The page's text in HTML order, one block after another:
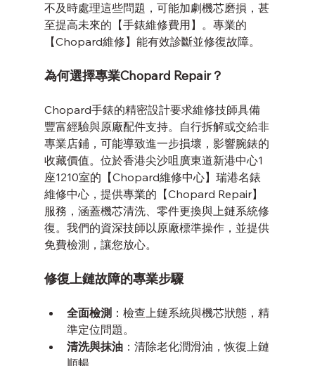
不及時處理這些問題，可能加劇機芯磨損，甚
至提高未來的【手錶維修費用】。專業的
【Chopard維修】能有效診斷並修復故障。
為何選擇專業Chopard Repair？
Chopard手錶的精密設計要求維修技師具備
豐富經驗與原廠配件支持。自行拆解或交給非
專業店鋪，可能導致進一步損壞，影響腕錶的
收藏價值。位於香港尖沙咀廣東道新港中心1
座1210室的【Chopard維修中心】瑞港名錶
維修中心，提供專業的【Chopard Repair】
服務，涵蓋機芯清洗、零件更換與上鏈系統修
復。我們的資深技師以原廠標準操作，並提供
免費檢測，讓您放心。
修復上鏈故障的專業步驟
全面檢測 ：檢查上鏈系統與機芯狀態，精
準定位問題。
清洗與抹油：清除老化潤滑油，恢復上鏈